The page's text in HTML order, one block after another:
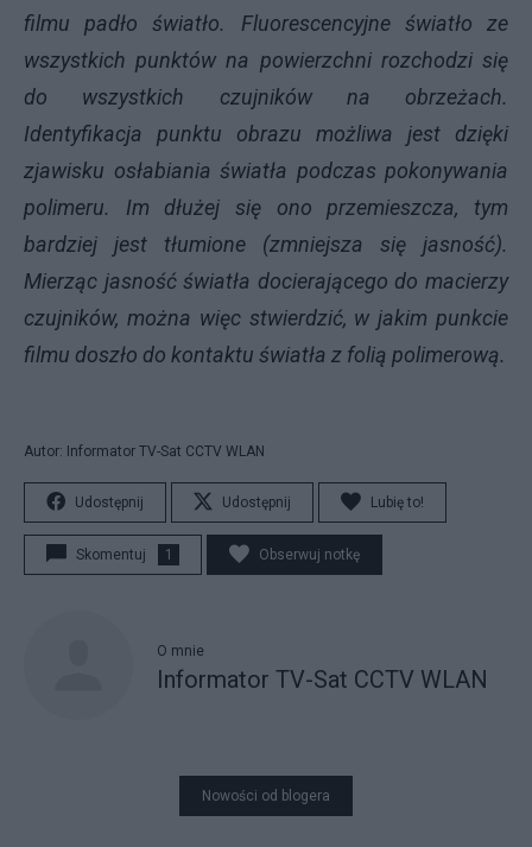
filmu padło światło. Fluorescencyjne światło ze
wszystkich punktów na powierzchni rozchodzi się
do wszystkich czujników na obrzeżach.
Identyfikacja punktu obrazu możliwa jest dzięki
zjawisku osłabiania światła podczas pokonywania
polimeru. Im dłużej się ono przemieszcza, tym
bardziej jest tłumione (zmniejsza się jasność).
Mierząc jasność światła docierającego do macierzy
czujników, można więc stwierdzić, w jakim punkcie
filmu doszło do kontaktu światła z folią polimerową.
Autor: Informator TV-Sat CCTV WLAN
Udostępnij Udostępnij Lubię to!
Skomentuj 1 Obserwuj notkę
O mnie
Informator TV-Sat CCTV WLAN
Nowości od blogera